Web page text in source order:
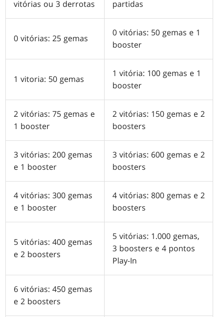
vitórias ou 3 derrotas
partidas
0 vitórias: 25 gemas
0 vitórias: 50 gemas e 1
booster
1 vitoria: 50 gemas
1 vitória: 100 gemas e 1
booster
2 vitórias: 75 gemas e
1 booster
2 vitórias: 150 gemas e 2
boosters
3 vitórias: 200 gemas
e 1 booster
3 vitórias: 600 gemas e 2
boosters
4 vitórias: 300 gemas
e 1 booster
4 vitórias: 800 gemas e 2
boosters
5 vitórias: 400 gemas
e 2 boosters
5 vitórias: 1.000 gemas,
3 boosters e 4 pontos
Play-In
6 vitórias: 450 gemas
e 2 boosters